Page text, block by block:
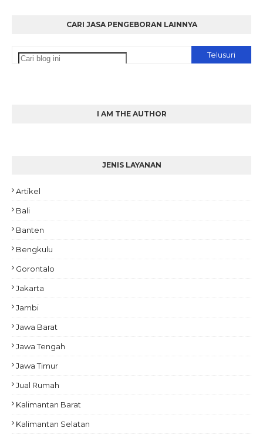
CARI JASA PENGEBORAN LAINNYA
I AM THE AUTHOR
JENIS LAYANAN
Artikel
Bali
Banten
Bengkulu
Gorontalo
Jakarta
Jambi
Jawa Barat
Jawa Tengah
Jawa Timur
Jual Rumah
Kalimantan Barat
Kalimantan Selatan